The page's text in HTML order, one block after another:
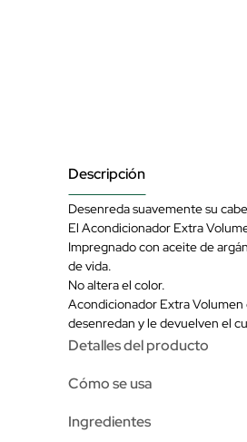
Descripción
Desenreda suavemente su
El Acondicionador Extra
Impregnado con aceite de
de vida.
No altera el color.
Acondicionador Extra Volumen
desenredan y le devuelven el
Detalles del producto
Cómo se usa
Ingredientes